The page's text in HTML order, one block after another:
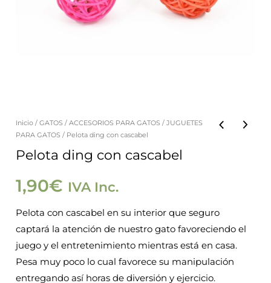
Inicio /GATOS /ACCESORIOS PARA GATOS /JUGUETES
PARA GATOS / Pelota ding con cascabel
Pelota ding con cascabel
1,90€ IVA Inc.
Pelota con cascabel en su interior que seguro
captará la atención de nuestro gato favoreciendo el
juego y el entretenimiento mientras está en casa.
Pesa muy poco lo cual favorece su manipulación
entregando así horas de diversión y ejercicio.
Pelota
con
cascabel